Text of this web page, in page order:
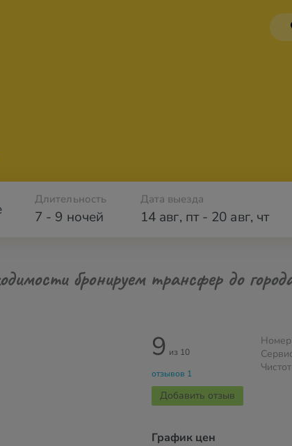
7 - 9 ночей
Длительность Дата выезда
14 авг, пт- 20 авг, чт
бронируем трансфер до
9 из 10
отзывов 1
Добавить отзыв
График цен